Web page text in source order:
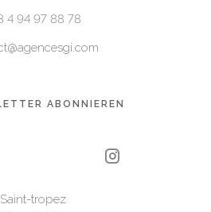
4 94 97 88 78
ABONNIEREN
Saint-tropez